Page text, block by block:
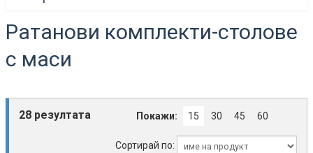
Ратанови комплекти-столове
с маси
28 резултата Покажи: 15 30 45 60
Сортирай по: